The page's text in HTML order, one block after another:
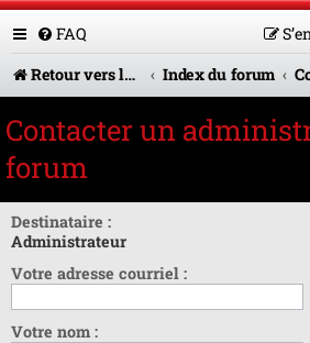
FAQ
Retour vers le site U.A.G.R.
Index du forum
Contacter un
forum
Destinataire :
Administrateur
Votre adresse courriel :
Votre nom :